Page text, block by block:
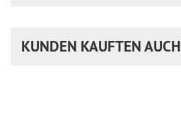
KUNDEN KAUFTEN AUCH